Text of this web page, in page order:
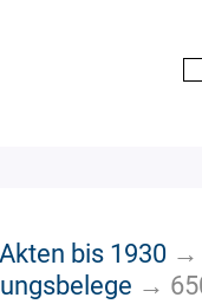
bis 1930 →
→